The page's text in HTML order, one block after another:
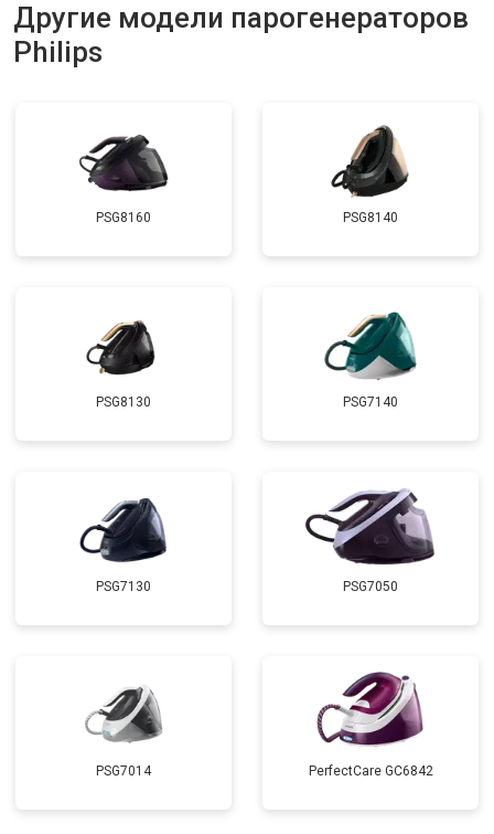
Другие модели парогенераторов
Philips
PSG8160 PSG8140
PSG8130 PSG7140
PSG7130 PSG7050
PSG7014 PerfectCare GC6842